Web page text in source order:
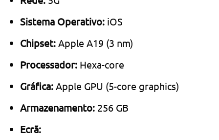
Sistema Operativo: iOS
Chipset: Apple A19 (3 nm)
Processador: Hexa-core
Gráfica: Apple GPU (5-core graphics)
Armazenamento: 256 GB
Ecrã: